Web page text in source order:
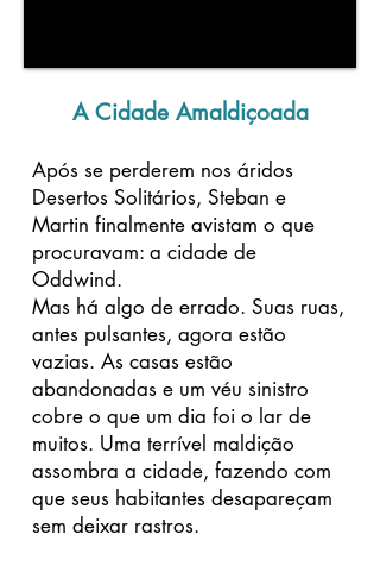
A Cidade Amaldiçoada
Após se perderem nos áridos
Desertos Solitários, Steban e
Martin finalmente avistam o que
procuravam: a cidade de
Oddwind.
Mas há algo de errado. Suas ruas,
antes pulsantes, agora estão
vazias. As casas estão
abandonadas e um véu sinistro
cobre o que um dia foi o lar de
muitos. Uma terrível maldição
assombra a cidade, fazendo com
que seus habitantes desapareçam
sem deixar rastros.